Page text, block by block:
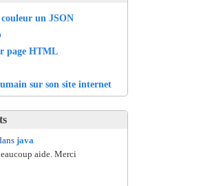
un JSON
page HTML
sur son site internet
java
aide. Merci